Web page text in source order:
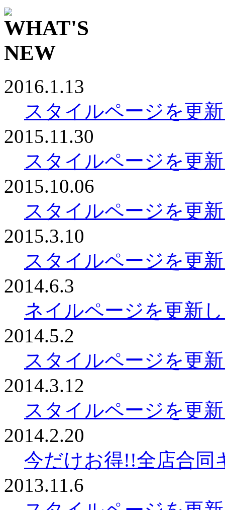
2016.1.13
スタイルページを更
2015.11.30
スタイルページを更
2015.10.06
スタイルページを更
2015.3.10
スタイルページを更
2014.6.3
ネイルページを更新
2014.5.2
スタイルページを更
2014.3.12
スタイルページを更
2014.2.20
今だけお得!!全店合同
2013.11.6